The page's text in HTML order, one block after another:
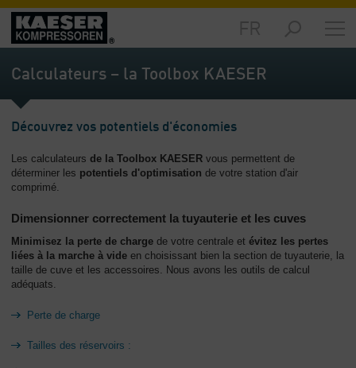
Marchés
-
Aperçu
général
Produits
Aperçu
général
Solutions
Aperçu
général
-
général
Calculateurs – la Toolbox KAESER
Découvrez vos potentiels d'économies
Les calculateurs de la Toolbox KAESER vous permettent de
déterminer les potentiels d'optimisation de votre station d'air
comprimé.
Dimensionner correctement la tuyauterie et les cuves
Minimisez la perte de charge de votre centrale et évitez les pertes
liées à la marche à vide en choisissant bien la section de tuyauterie, la
taille de cuve et les accessoires. Nous avons les outils de calcul
adéquats.
Perte de charge
Tailles des réservoirs :